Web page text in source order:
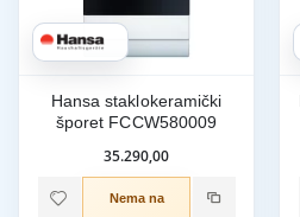
Hansa staklokeramički
šporet FCCW580009
35.290,00
Nema na